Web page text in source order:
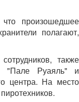
произошедшее
полагают,
также
"Пале Руаяль" и
центра. На место